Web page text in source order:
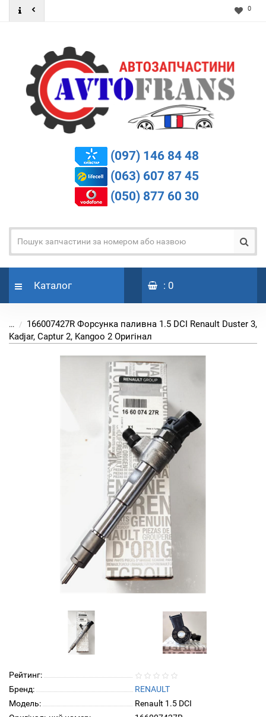
0
(097) 146 84 48
(063) 607 87 45
(050) 877 60 30
Каталог : 0
...
166007427R Форсунка паливна 1.5 DCI Renault Duster 3,
Kadjar, Captur 2, Kangoo 2 Оригінал
Рейтинг:
Бренд:
RENAULT
Модель:
Renault 1.5 DCI